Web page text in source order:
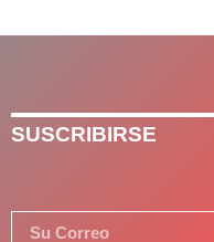
SUSCRIBIRSE